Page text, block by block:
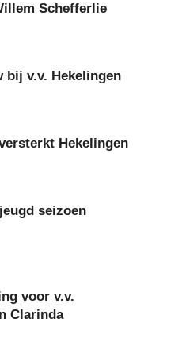
Schefferlie
bij v.v. Hekelingen
Hekelingen
seizoen
voor v.v.
Clarinda